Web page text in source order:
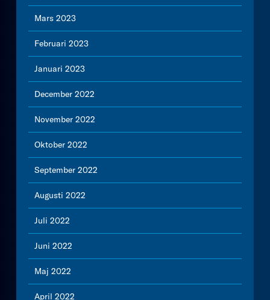
Mars 2023
Februari 2023
Januari 2023
December 2022
November 2022
Oktober 2022
September 2022
Augusti 2022
Juli 2022
Juni 2022
Maj 2022
April 2022